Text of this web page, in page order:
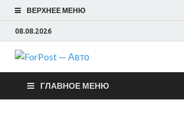
ВЕРХНЕЕ МЕНЮ
08.08.2026
Авто
ГЛАВНОЕ МЕНЮ